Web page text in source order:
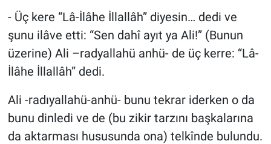
- Üç kere “Lâ-İlâhe İllallâh” diyesin… dedi ve
şunu ilâve etti: “Sen dahî ayıt ya Ali!” (Bunun
üzerine) Ali –radyallahü anhü- de üç kerre: “Lâ-
İlâhe İllallâh” dedi.
Ali -radıyallahü-anhü- bunu tekrar iderken o da
bunu dinledi ve de (bu zikir tarzını başkalarına
da aktarması hususunda ona) telkînde bulundu.